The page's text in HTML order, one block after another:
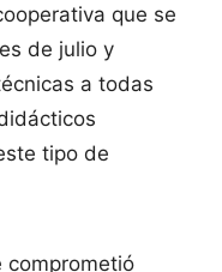
que se
de julio y
a todas
tipo de
comprometió